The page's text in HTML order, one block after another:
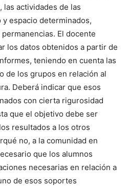
las actividades de las
espacio determinados,
El docente
los datos obtenidos a partir de
teniendo en cuenta las
de los grupos en relación al
Deberá indicar que esos
con cierta rigurosidad
que el objetivo debe ser
resultados a los otros
no, a la comunidad en
que los alumnos
necesarias en relación a
de esos soportes